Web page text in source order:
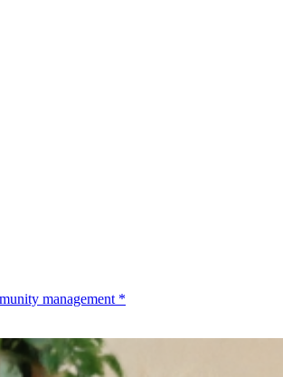
management *